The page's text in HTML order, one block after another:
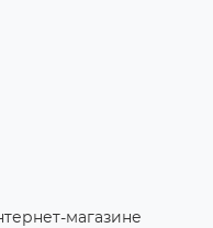
магазине